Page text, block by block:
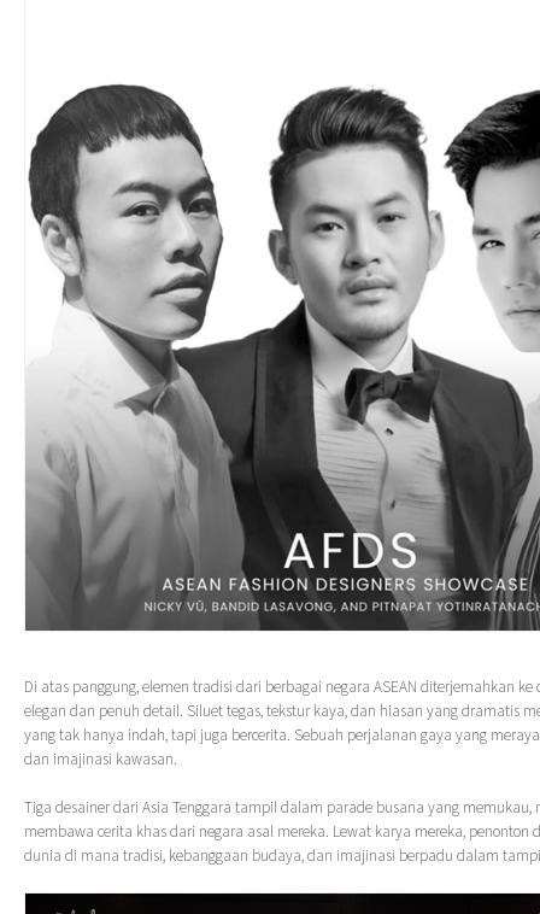
Di atas panggung, elemen tradisi dari berbagai negara ASEAN diterjemahkan
elegan dan penuh detail. Siluet tegas, tekstur kaya, dan hiasan yang dramatis
yang tak hanya indah, tapi juga bercerita. Sebuah perjalanan gaya yang
dan imajinasi kawasan.
Tiga desainer dari Asia Tenggara tampil dalam parade busana yang memukau,
membawa cerita khas dari negara asal mereka. Lewat karya mereka, penonton
dunia di mana tradisi, kebanggaan budaya, dan imajinasi berpadu dalam